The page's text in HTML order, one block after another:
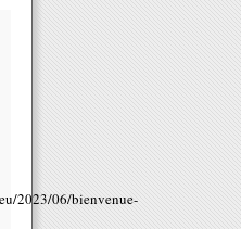
2023/06/bienvenue-